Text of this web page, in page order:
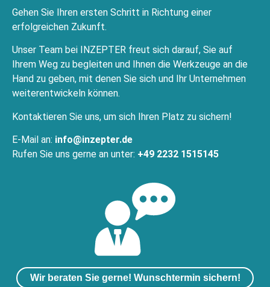
Gehen Sie Ihren ersten Schritt in Richtung einer
erfolgreichen Zukunft.
Unser Team bei INZEPTER freut sich darauf, Sie auf
Ihrem Weg zu begleiten und Ihnen die Werkzeuge an die
Hand zu geben, mit denen Sie sich und Ihr Unternehmen
weiterentwickeln können.
Kontaktieren Sie uns, um sich Ihren Platz zu sichern!
E-Mail an: info@inzepter.de
Rufen Sie uns gerne an unter: +49 2232 1515145
Wir beraten Sie gerne! Wunschtermin sichern!